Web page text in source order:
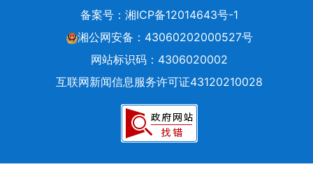
备案号： 湘ICP备12014643号-1
湘公网安备：43060202000527号
网站标识码：4306020002
互联网新闻信息服务许可证43120210028